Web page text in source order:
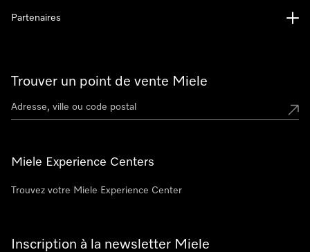
Trouver un point de vente Miele
Miele Experience Centers
Trouvez votre Miele Experience Center
Inscription à la newsletter Miele
Partenaires